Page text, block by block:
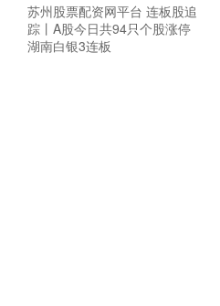
苏州股票配资网平台 连板股追
踪丨A股今日共94只个股涨停
湖南白银3连板